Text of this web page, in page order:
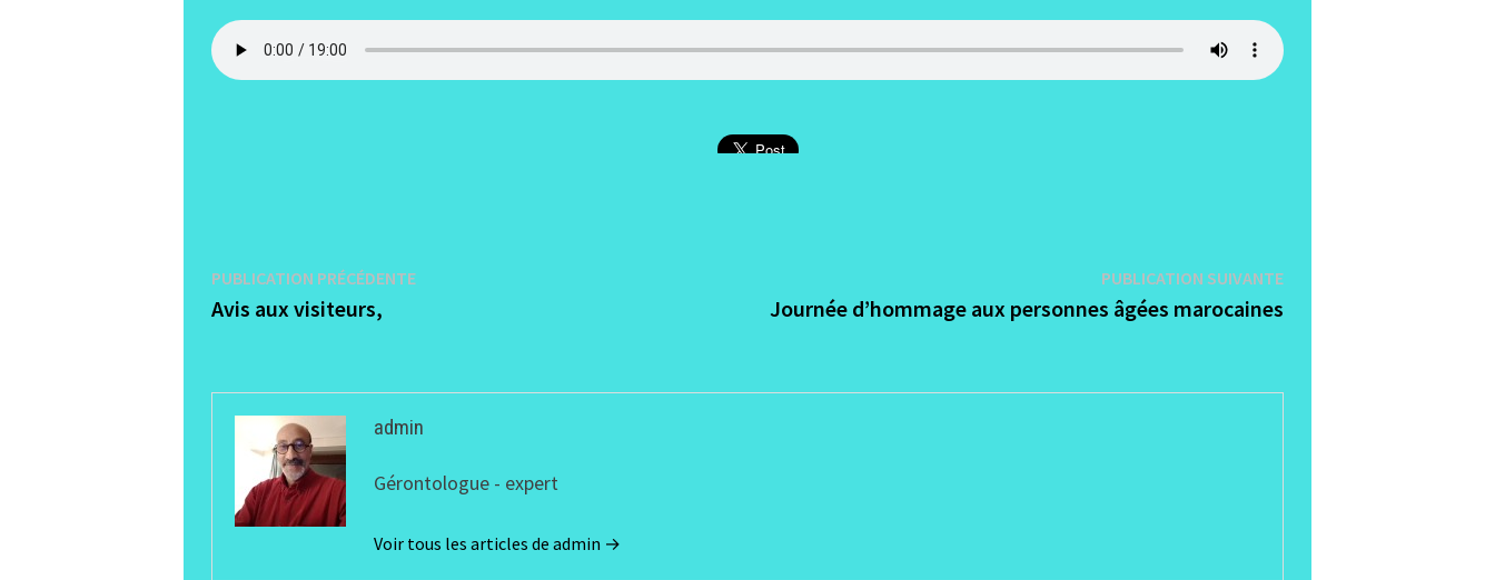
Navigation
de
PUBLICATION PRÉCÉDENTEPublication
Avis aux visiteurs,
PUBLICATION SUIVANTEPublication
suivante :
Journée d’hommage aux personnes âgées marocaines
admin
Gérontologue - expert
Voir tous les articles de admin →